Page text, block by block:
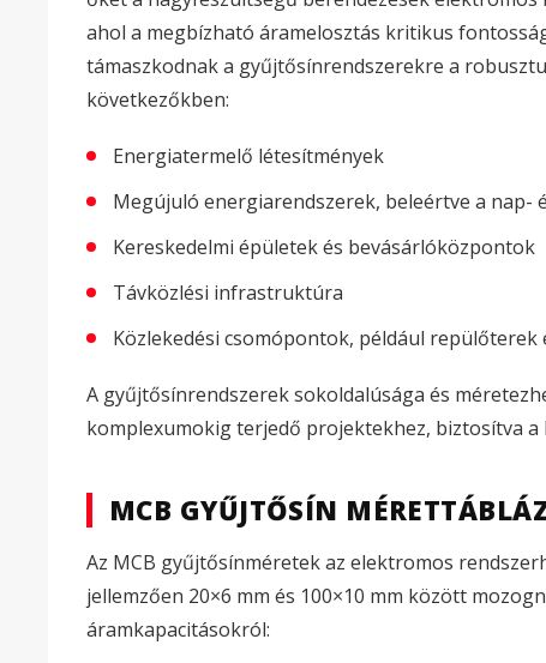
ahol a megbízható áramelosztás kritikus
támaszkodnak a gyűjtősínrendszerekre a
következőkben:
Energiatermelő létesítmények
Megújuló energiarendszerek, beleértve a nap-
Kereskedelmi épületek és bevásárlóközpontok
Távközlési infrastruktúra
Közlekedési csomópontok, például repülőterek
A gyűjtősínrendszerek sokoldalúsága és
komplexumokig terjedő projektekhez, biztosítva
MCB GYŰJTŐSÍN
Az MCB gyűjtősínméretek az elektromos
jellemzően 20×6 mm és 100×10 mm között
áramkapacitásokról: